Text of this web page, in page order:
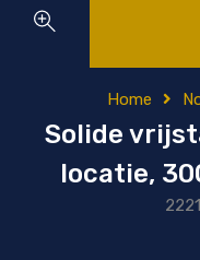
Home
Solide
locatie,